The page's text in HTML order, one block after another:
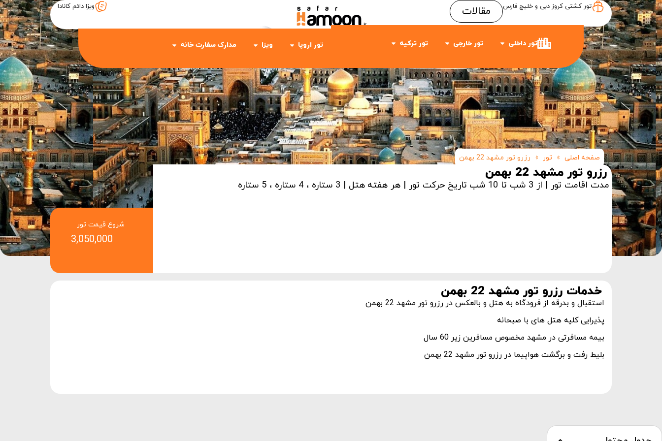
تور کشتی کروز دبی و خلیج فارس مقالات ویزا دائم کانادا
تور داخلی تور خارجی تور ترکیه تور اروپا ویزا مدارک سفارت خانه
Item #1
Item #3
صفحه اصلی » تور » رزرو تور مشهد 22 بهمن
رزرو تور مشهد 22 بهمن
مدت اقامت تور | از 3 شب تا 10 شب تاریخ حرکت تور | هر هفته هتل | 3 ستاره ، 4 ستاره ، 5 ستاره
شروع قیمت تور
3,050,000
خدمات رزرو تور مشهد 22 بهمن
استقبال و بدرقه از فرودگاه به هتل و بالعکس در رزرو تور مشهد 22 بهمن
پذیرایی کلیه هتل های با صبحانه
بیمه مسافرتی در مشهد مخصوص مسافرین زیر 60 سال
بلیط رفت و برگشت هواپیما در رزرو تور مشهد 22 بهمن